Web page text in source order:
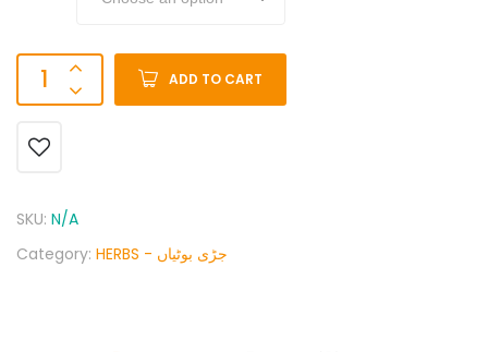
ADD TO CART
SKU: N/A
Category:
HERBS - جڑی بوٹیاں